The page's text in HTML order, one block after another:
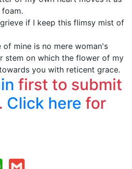
if I keep this flimsy mist of
mine is no mere woman's
stem on which the flower of my
you with reticent grace.
first to submit
Click here for